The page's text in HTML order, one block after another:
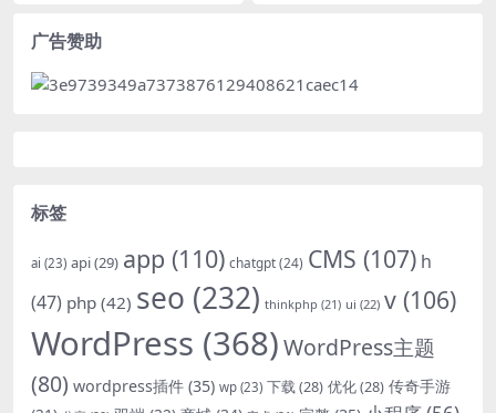
广告赞助
标签
ai (23) api(29) app (110) chatgpt(24) CMS (107) h
(47) php (42) seo (232) thinkphp (21) ui (22) v (106)
WordPress (368)WordPress主题
(80) wordpress插件 (35) wp (23) 下载(28) 优化(28) 传奇手游